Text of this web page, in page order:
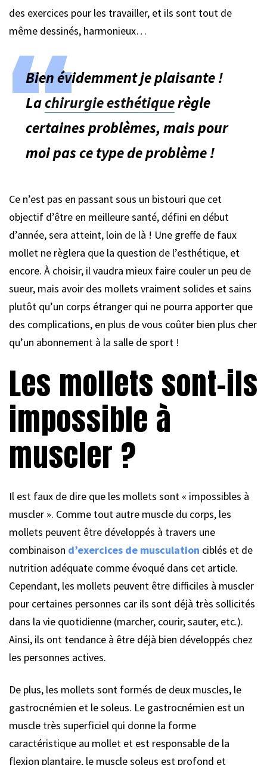
des exercices pour les travailler, et ils sont tout de
même dessinés, harmonieux…
Bien évidemment je plaisante !
Lachirurgie esthétiquerègle
certaines problèmes, mais pour
moi pas ce type de problème !
Ce n’est pas en passant sous un bistouri que cet
objectif d’être en meilleure santé, défini en début
d’année, sera atteint, loin de là ! Une greffe de faux
mollet ne règlera que la question de l’esthétique, et
encore. À choisir, il vaudra mieux faire couler un peu de
sueur, mais avoir des mollets vraiment solides et sains
plutôt qu’un corps étranger qui ne pourra apporter que
des complications, en plus de vous coûter bien plus cher
qu’un abonnement à la salle de sport !
Les mollets sont-ils
impossible à
muscler ?
Il est faux de dire que les mollets sont « impossibles à
muscler ». Comme tout autre muscle du corps, les
mollets peuvent être développés à travers une
combinaison d’exercices de musculation ciblés et de
nutrition adéquate comme évoqué dans cet article.
Cependant, les mollets peuvent être difficiles à muscler
pour certaines personnes car ils sont déjà très sollicités
dans la vie quotidienne (marcher, courir, sauter, etc.).
Ainsi, ils ont tendance à être déjà bien développés chez
les personnes actives.
De plus, les mollets sont formés de deux muscles, le
gastrocnémien et le soleus. Le gastrocnémien est un
muscle très superficiel qui donne la forme
caractéristique au mollet et est responsable de la
flexion plantaire, le muscle soleus est profond et